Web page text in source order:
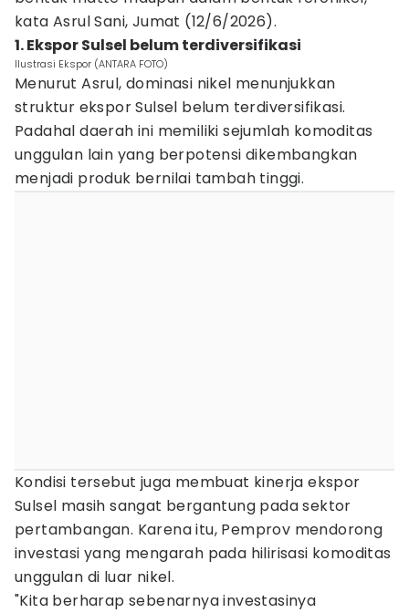
kata Asrul Sani, Jumat (12/6/2026).
1. Ekspor Sulsel belum terdiversifikasi
Ilustrasi Ekspor (ANTARA FOTO)
Menurut Asrul, dominasi nikel menunjukkan
struktur ekspor Sulsel belum terdiversifikasi.
Padahal daerah ini memiliki sejumlah komoditas
unggulan lain yang berpotensi dikembangkan
menjadi produk bernilai tambah tinggi.
Kondisi tersebut juga membuat kinerja ekspor
Sulsel masih sangat bergantung pada sektor
pertambangan. Karena itu, Pemprov mendorong
investasi yang mengarah pada hilirisasi komoditas
unggulan di luar nikel.
"Kita berharap sebenarnya investasinya